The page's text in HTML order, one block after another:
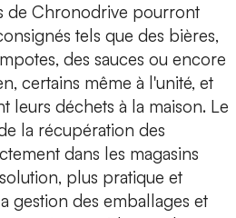
de Chronodrive pourront
tels que des bières,
des sauces ou encore
certains même à l'unité, et
leurs déchets à la maison. Le
la récupération des
dans les magasins
plus pratique et
gestion des emballages et